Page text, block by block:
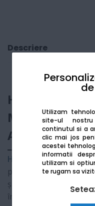
Utilizam
site-ul
continutul si a
clic mai jos
acestei
informatii
utilizam si
te rugam sa
Descriere
HP LaserJet
A4
HP LaserJet Pro MFP
productivitate maximă,
și securitate avansată
în-1 (imprimare,